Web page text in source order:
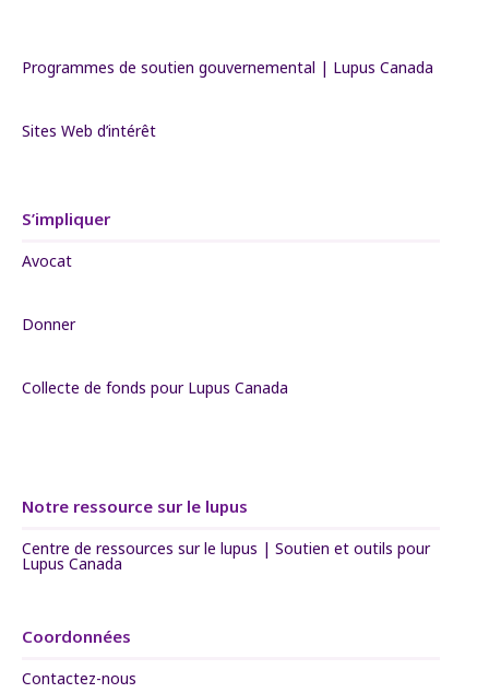
Programmes de soutien gouvernemental | Lupus Canada
Sites Web d’intérêt
S’impliquer
Avocat
Donner
Collecte de fonds pour Lupus Canada
Notre ressource sur le lupus
Centre de ressources sur le lupus | Soutien et outils pour
Lupus Canada
Coordonnées
Contactez-nous